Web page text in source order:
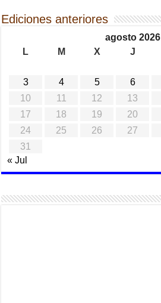
Ediciones anteriores
agosto 2026
L
M X J
3
4 5 6
10
11 12 13
17
18 19 20
24
25 26 27
31
« Jul